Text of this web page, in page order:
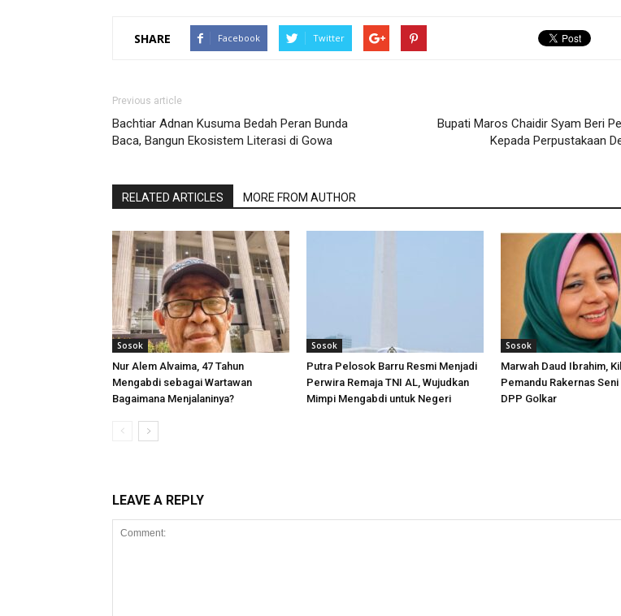
SHARE Facebook Twitter
Previous article
Bachtiar Adnan Kusuma Bedah Peran Bunda
Baca, Bangun Ekosistem Literasi di Gowa
Bupati Maros Chaidir Syam Beri
Kepada Perpustakaan
RELATED ARTICLES MORE FROM AUTHOR
Sosok
Nur Alem Alvaima, 47 Tahun
Mengabdi sebagai Wartawan
Bagaimana Menjalaninya?
Sosok
Putra Pelosok Barru Resmi Menjadi
Perwira Remaja TNI AL, Wujudkan
Mimpi Mengabdi untuk Negeri
Sosok
Marwah Daud Ibrahim,
Pemandu Rakernas Seni
DPP Golkar
LEAVE A REPLY